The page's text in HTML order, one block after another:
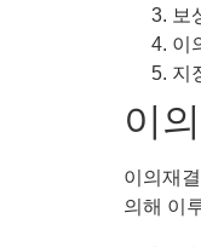
보
이
지
이
이의재
의해 이